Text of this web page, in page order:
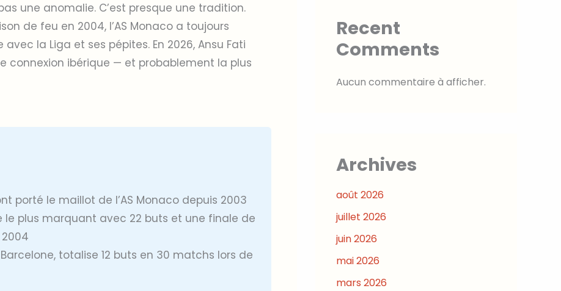
une anomalie. C’est presque une tradition.
de feu en 2004, l’AS Monaco a toujours
la Liga et ses pépites. En 2026, Ansu Fati
connexion ibérique — et probablement la plus
porté le maillot de l’AS Monaco depuis 2003
le plus marquant avec 22 buts et une finale de
totalise 12 buts en 30 matchs lors de
Recent
Comments
Aucun commentaire à afficher.
Archives
août 2026
juillet 2026
juin 2026
mai 2026
mars 2026